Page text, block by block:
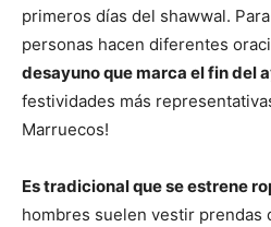
primeros días del shawwal.
personas hacen diferentes
desayuno que marca el fin del
festividades más
Marruecos!
Es tradicional que se estrene
hombres suelen vestir prendas